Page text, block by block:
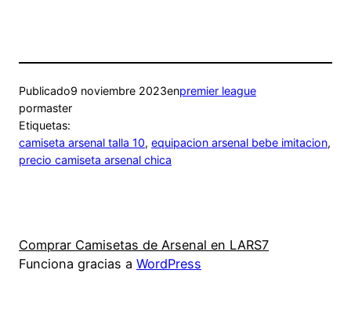
Publicado9 noviembre 2023enpremier league
pormaster
Etiquetas:
camiseta arsenal talla 10, equipacion arsenal bebe imitacion
precio camiseta arsenal chica
Comprar Camisetas de Arsenal en LARS7
Funciona gracias a WordPress